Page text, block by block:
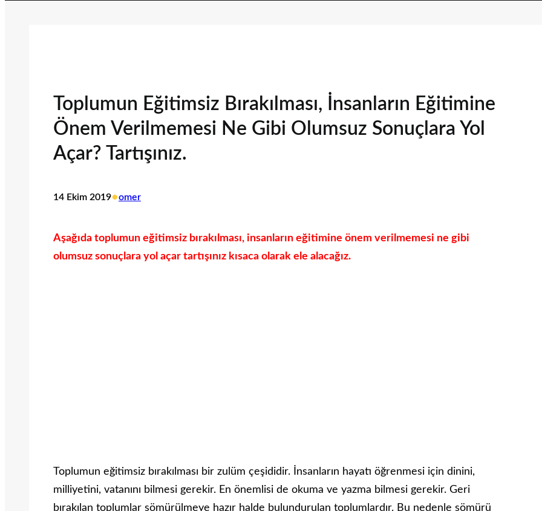
Toplumun Eğitimsiz Bırakılması, İnsanların Eğitimine
Önem Verilmemesi Ne Gibi Olumsuz Sonuçlara Yol
Açar? Tartışınız.
14 Ekim 2019•omer
Aşağıda toplumun eğitimsiz bırakılması, insanların eğitimine önem verilmemesi ne gibi
olumsuz sonuçlara yol açar tartışınız kısaca olarak ele alacağız.
Toplumun eğitimsiz bırakılması bir zulüm çeşididir. İnsanların hayatı öğrenmesi için dinini,
milliyetini, vatanını bilmesi gerekir. En önemlisi de okuma ve yazma bilmesi gerekir. Geri
bırakılan toplumlar sömürülmeye hazır halde bulundurulan toplumlardır. Bu nedenle sömürü